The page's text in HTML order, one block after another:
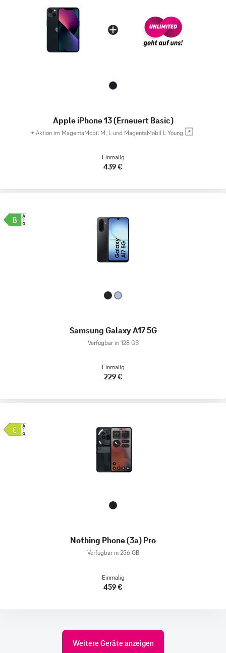
Apple iPhone 13 (Erneuert Basic)
+ Aktion im MagentaMobil M, L und MagentaMobil L Young
Einmalig
439 €
Samsung Galaxy A17 5G
Verfügbar in 128 GB
Einmalig
229 €
Nothing Phone (3a) Pro
Verfügbar in 256 GB
Einmalig
459 €
Weitere Geräte anzeigen